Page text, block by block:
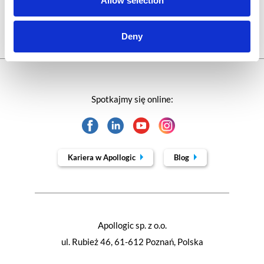
Deny
Apollogic sp. z o.o.
ul. Rubież 46, 61-612 Poznań, Polska
Spotkajmy się online:
Kariera w Apollogic Blog